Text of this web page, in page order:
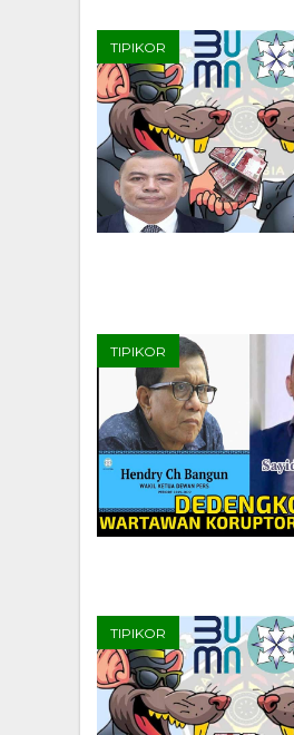
TIPIKOR
TIPIKOR
TIPIKOR